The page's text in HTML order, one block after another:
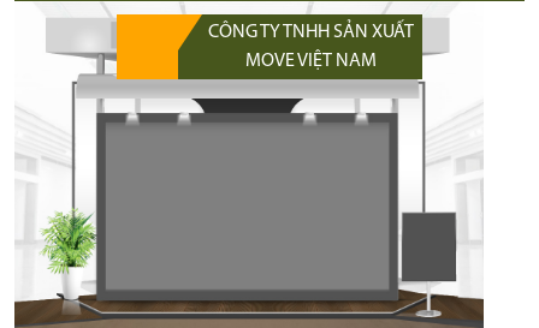
CÔNG TY TNHH SẢN XUẤT
MOVE VIỆT NAM